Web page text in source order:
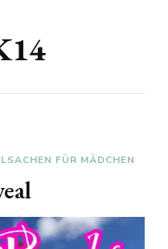
FÜR MÄDCHEN